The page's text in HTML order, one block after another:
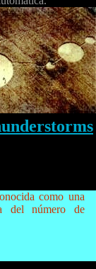
como una
del número de